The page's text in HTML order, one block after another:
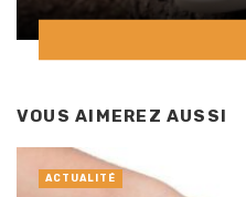
VOUS AIMEREZ AUSSI
ACTUALITÉ